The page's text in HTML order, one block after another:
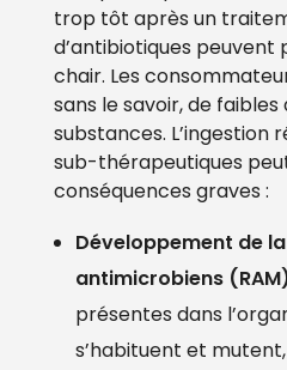
trop tôt après un
d’antibiotiques peuvent
chair. Les
sans le savoir, de
substances. L’ingestion
sub-thérapeutiques
conséquences graves :
Développement de
antimicrobiens
présentes dans
s’habituent et